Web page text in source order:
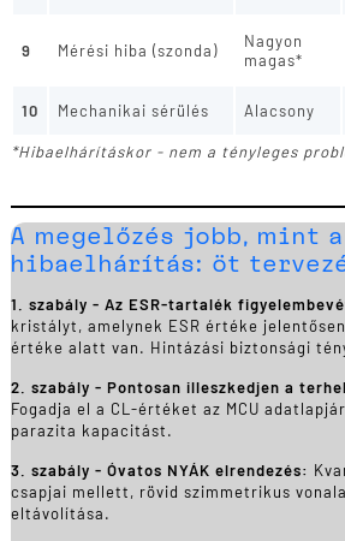
9 Mérési hiba (szonda)
Nagyon
magas*
10 Mechanikai sérülés Alacsony
*Hibaelhárításkor - nem a tényleges
A megelőzés jobb, mint a
hibaelhárítás: öt
1. szabály - Az ESR-tartalék
kristályt, amelynek ESR értéke jelentősen
értéke alatt van. Hintázási biztonsági
2. szabály - Pontosan illeszkedjen a
Fogadja el a CL-értéket az MCU
parazita kapacitást.
3. szabály - Óvatos NYÁK elrendezés:
csapjai mellett, rövid szimmetrikus
eltávolítása.